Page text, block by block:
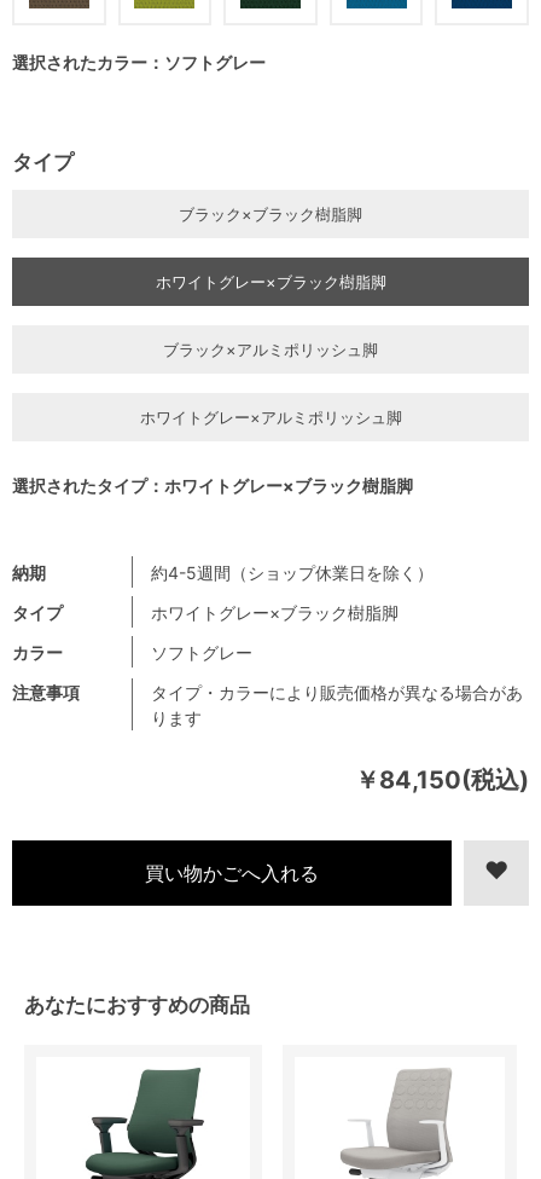
￥84,150(税込)
注意事項
タイプ・カラーにより販売価格が異なる場合があ
ります
納期
約4-5週間（ショップ休業日を除く）
タイプ
ホワイトグレー×ブラック樹脂脚
カラー
ソフトグレー
選択されたカラー：ソフトグレー
タイプ
ブラック×ブラック樹脂脚
ホワイトグレー×ブラック樹脂脚
ブラック×アルミポリッシュ脚
ホワイトグレー×アルミポリッシュ脚
選択されたタイプ：ホワイトグレー×ブラック樹脂脚
あなたにおすすめの商品